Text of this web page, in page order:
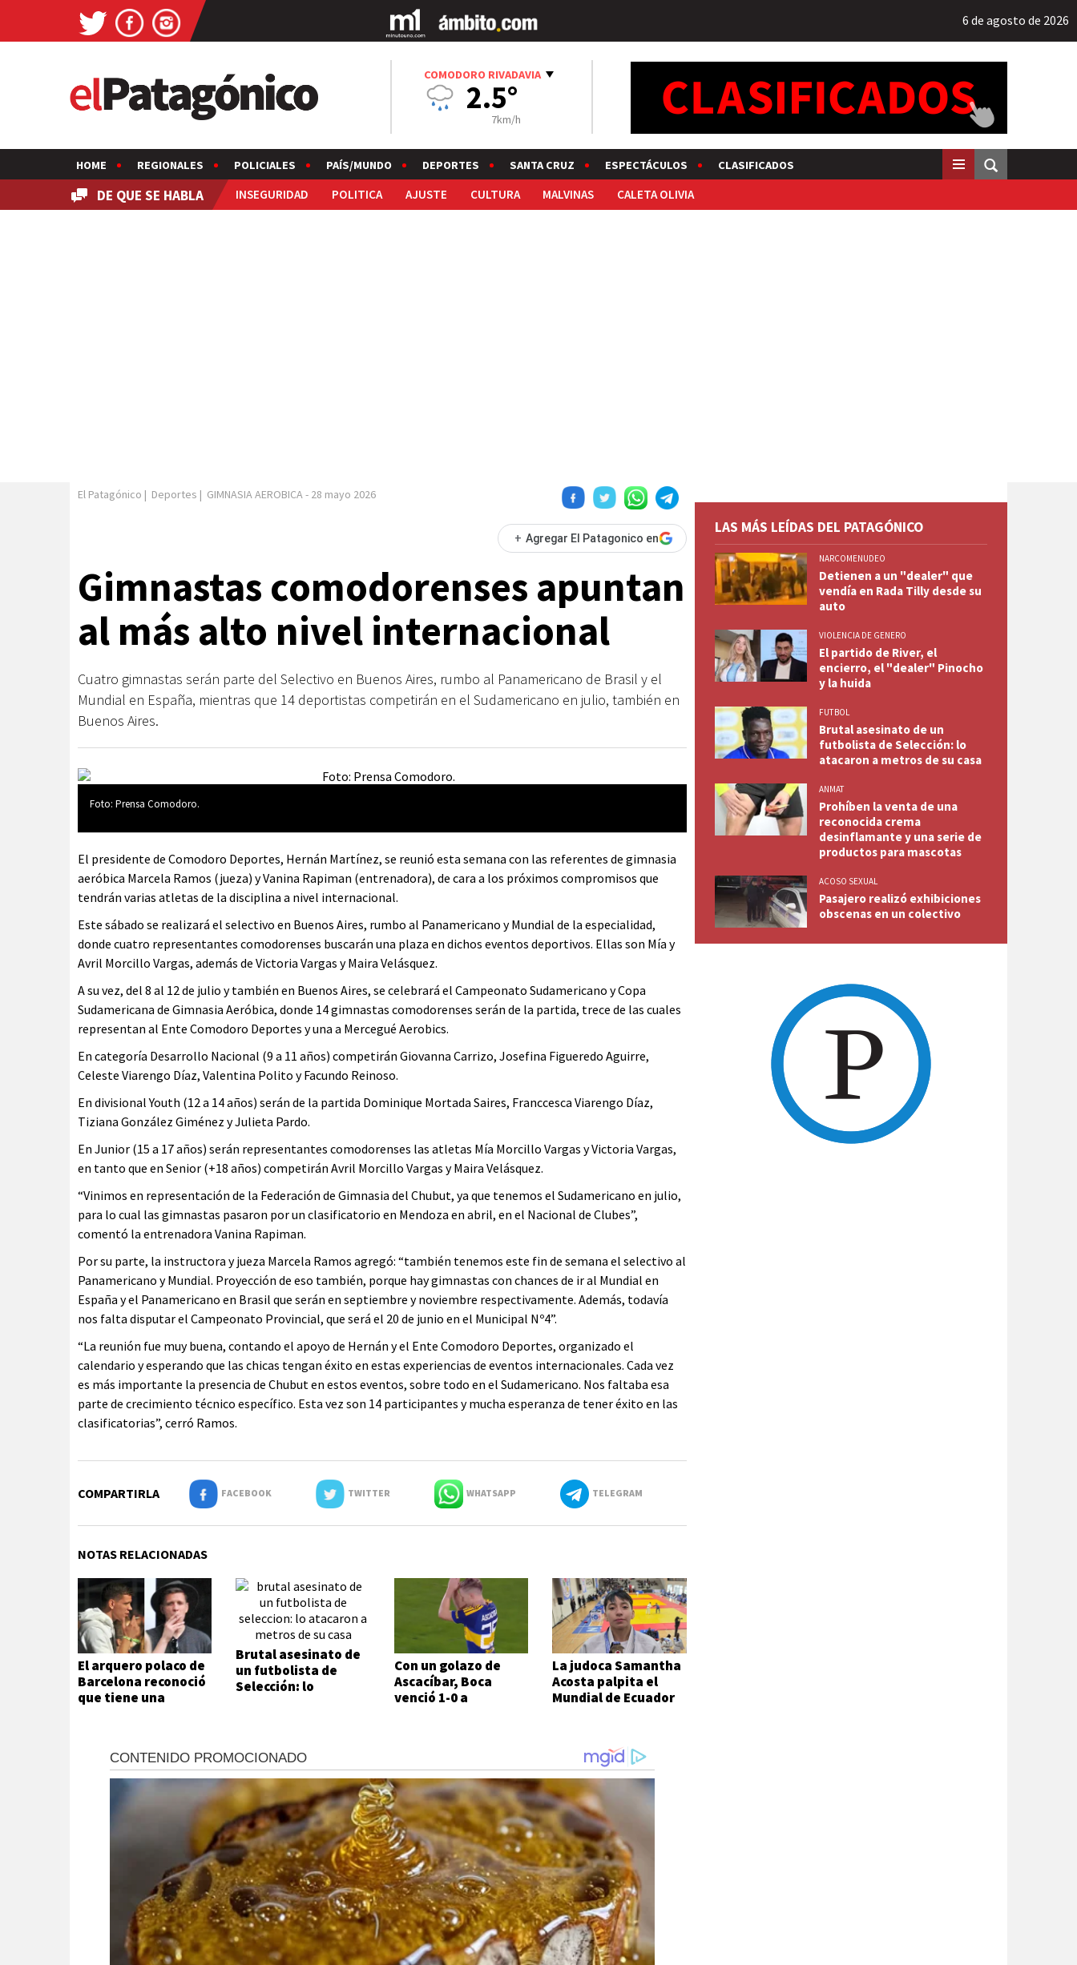
6 de agosto de 2026
COMODORO RIVADAVIA
2.5°
7km/h
HOME REGIONALES POLICIALES PAÍS/MUNDO DEPORTES SANTA CRUZ ESPECTÁCULOS CLASIFICADOS
DE QUE SE HABLA INSEGURIDAD POLITICA AJUSTE CULTURA MALVINAS CALETA OLIVIA
El Patagónico | Deportes | GIMNASIA AEROBICA- 28 mayo 2026
+ Agregar El Patagonico en
Gimnastas comodorenses apuntan
al más alto nivel internacional
Cuatro gimnastas serán parte del Selectivo en Buenos Aires, rumbo al Panamericano de Brasil y el
Mundial en España, mientras que 14 deportistas competirán en el Sudamericano en julio, también en
Buenos Aires.
Foto: Prensa Comodoro.
El presidente de Comodoro Deportes, Hernán Martínez, se reunió esta semana con las referentes de gimnasia
aeróbica Marcela Ramos (jueza) y Vanina Rapiman (entrenadora), de cara a los próximos compromisos que
tendrán varias atletas de la disciplina a nivel internacional.
Este sábado se realizará el selectivo en Buenos Aires, rumbo al Panamericano y Mundial de la especialidad,
donde cuatro representantes comodorenses buscarán una plaza en dichos eventos deportivos. Ellas son Mía y
Avril Morcillo Vargas, además de Victoria Vargas y Maira Velásquez.
A su vez, del 8 al 12 de julio y también en Buenos Aires, se celebrará el Campeonato Sudamericano y Copa
Sudamericana de Gimnasia Aeróbica, donde 14 gimnastas comodorenses serán de la partida, trece de las cuales
representan al Ente Comodoro Deportes y una a Mercegué Aerobics.
En categoría Desarrollo Nacional (9 a 11 años) competirán Giovanna Carrizo, Josefina Figueredo Aguirre,
Celeste Viarengo Díaz, Valentina Polito y Facundo Reinoso.
En divisional Youth (12 a 14 años) serán de la partida Dominique Mortada Saires, Franccesca Viarengo Díaz,
Tiziana González Giménez y Julieta Pardo.
En Junior (15 a 17 años) serán representantes comodorenses las atletas Mía Morcillo Vargas y Victoria Vargas,
en tanto que en Senior (+18 años) competirán Avril Morcillo Vargas y Maira Velásquez.
“Vinimos en representación de la Federación de Gimnasia del Chubut, ya que tenemos el Sudamericano en julio,
para lo cual las gimnastas pasaron por un clasificatorio en Mendoza en abril, en el Nacional de Clubes”,
comentó la entrenadora Vanina Rapiman.
Por su parte, la instructora y jueza Marcela Ramos agregó: “también tenemos este fin de semana el selectivo al
Panamericano y Mundial. Proyección de eso también, porque hay gimnastas con chances de ir al Mundial en
España y el Panamericano en Brasil que serán en septiembre y noviembre respectivamente. Además, todavía
nos falta disputar el Campeonato Provincial, que será el 20 de junio en el Municipal Nº4”.
“La reunión fue muy buena, contando el apoyo de Hernán y el Ente Comodoro Deportes, organizado el
calendario y esperando que las chicas tengan éxito en estas experiencias de eventos internacionales. Cada vez
es más importante la presencia de Chubut en estos eventos, sobre todo en el Sudamericano. Nos faltaba esa
parte de crecimiento técnico específico. Esta vez son 14 participantes y mucha esperanza de tener éxito en las
clasificatorias”, cerró Ramos.
COMPARTIRLA FACEBOOK TWITTER WHATSAPP TELEGRAM
NOTAS RELACIONADAS
El arquero polaco de
Barcelona reconoció
que tiene una
Brutal asesinato de
un futbolista de
Selección: lo
Con un golazo de
Ascacíbar, Boca
venció 1-0 a
La judoca Samantha
Acosta palpita el
Mundial de Ecuador
LAS MÁS LEÍDAS DEL PATAGÓNICO
NARCOMENUDEO
Detienen a un "dealer" que
vendía en Rada Tilly desde su
auto
VIOLENCIA DE GENERO
El partido de River, el
encierro, el "dealer" Pinocho
y la huida
FUTBOL
Brutal asesinato de un
futbolista de Selección: lo
atacaron a metros de su casa
ANMAT
Prohíben la venta de una
reconocida crema
desinflamante y una serie de
productos para mascotas
ACOSO SEXUAL
Pasajero realizó exhibiciones
obscenas en un colectivo